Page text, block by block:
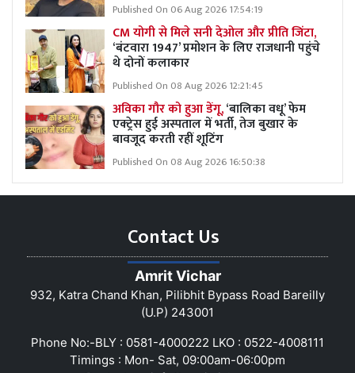
Published On 06 Aug 2026 17:54:19
CM योगी से मिले सनी देओल और प्रीति जिंटा,
‘बंटवारा 1947’ प्रमोशन के लिए राजधानी पहुंचे
थे दोनों कलाकार
Published On 08 Aug 2026 12:21:45
अविका गौर को हुआ डेंगू,‘बालिका वधू’ फेम
एक्ट्रेस हुई अस्पताल में भर्ती, तेज बुखार के
बावजूद करती रहीं शूटिंग
Published On 08 Aug 2026 16:50:38
Contact Us
Amrit Vichar
932, Katra Chand Khan, Pilibhit Bypass Road Bareilly
(U.P) 243001
Phone No:-BLY : 0581-4000222 LKO : 0522-4008111
Timings : Mon- Sat, 09:00am-06:00pm